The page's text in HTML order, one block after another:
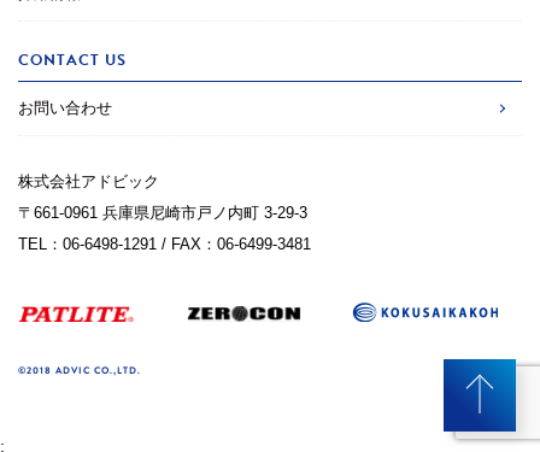
CONTACT US
お問い合わせ
株式会社アドビック
〒661-0961 兵庫県尼崎市戸ノ内町 3-29-3
TEL：06-6498-1291 / FAX：06-6499-3481
©2018 ADVIC CO.,LTD.
;